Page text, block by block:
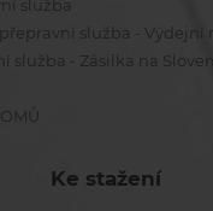
služba
služba - Výdejní
služba - Zásilka na
Ke stažení